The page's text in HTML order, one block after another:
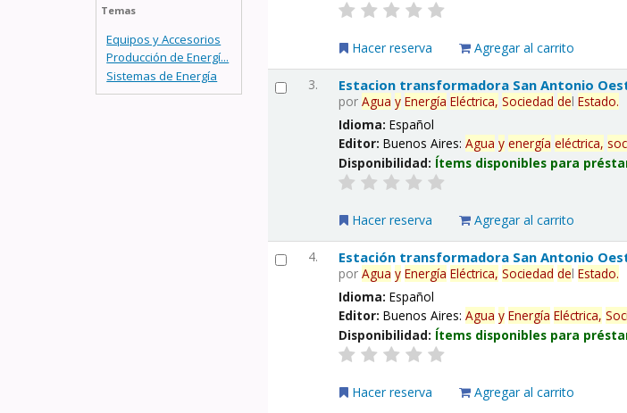
Temas
Equipos y Accesorios
Producción de Energí...
Sistemas de Energía
Hacer reserva Agregar al carrito
3. Estacion transformadora San Antonio
porAgua y Energía Eléctrica, Sociedad delEstado.
Idioma:Español
Editor:Buenos Aires:Agua y energía eléctrica,
Disponibilidad: Ítems disponibles para
Hacer reserva Agregar al carrito
4. Estación transformadora San Antonio
porAgua y Energía Eléctrica, Sociedad delEstado.
Idioma:Español
Editor:Buenos Aires:Agua y Energía Eléctrica,
Disponibilidad: Ítems disponibles para
Hacer reserva Agregar al carrito